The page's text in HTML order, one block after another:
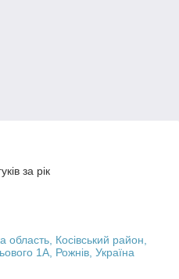
за рік
область, Косівський район,
1А, Рожнів, Україна